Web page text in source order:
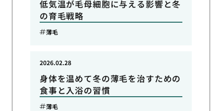
低気温が毛母細胞に与える影響と冬
の育毛戦略
薄毛
身体を温めて冬の薄毛を治すための
食事と入浴の習慣
2026.02.28
薄毛